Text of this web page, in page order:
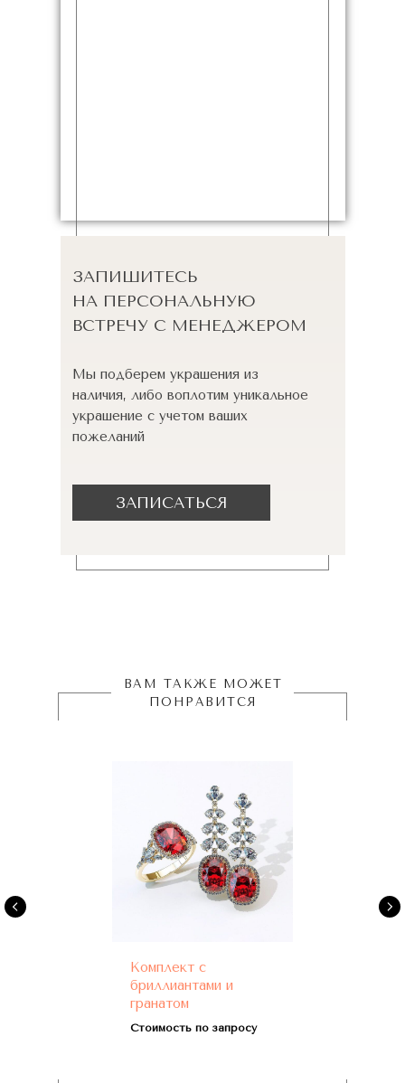
ЗАПИШИТЕСЬ
НА ПЕРСОНАЛЬНУЮ
ВСТРЕЧУ С МЕНЕДЖЕРОМ
Мы подберем украшения из
наличия, либо воплотим уникальное
украшение с учетом ваших
пожеланий
ЗАПИСАТЬСЯ
ВАМ ТАКЖЕ МОЖЕТ
ПОНРАВИТСЯ
Комплект с
бриллиантами и
гранатом
Стоимость по запросу